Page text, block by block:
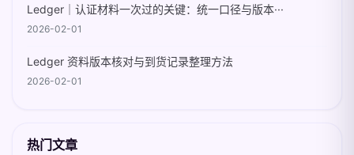
Ledger｜认证材料一次过的关键：统一口径与版本···
2026-02-01
Ledger 资料版本核对与到货记录整理方法
2026-02-01
热门文章